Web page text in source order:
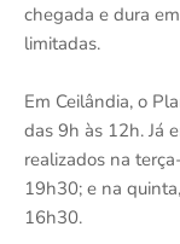
chegada e dura
limitadas.
Em Ceilândia, o
das 9h às 12h. Já
realizados na
19h30; e na
16h30.